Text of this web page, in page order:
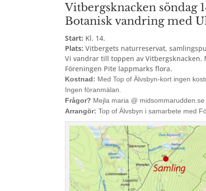
Vitbergsknacken söndag
Botanisk vandring med
Start: Kl. 14.
Plats: Vitbergets naturreservat,
Vi vandrar till toppen av
Föreningen Pite lappmarks flora.
Kostnad: Med Top of Älvsbyn-kort ingen
Ingen föranmälan.
Frågor? Mejla maria @
Arrangör: Top of Älvsbyn i samarbete med